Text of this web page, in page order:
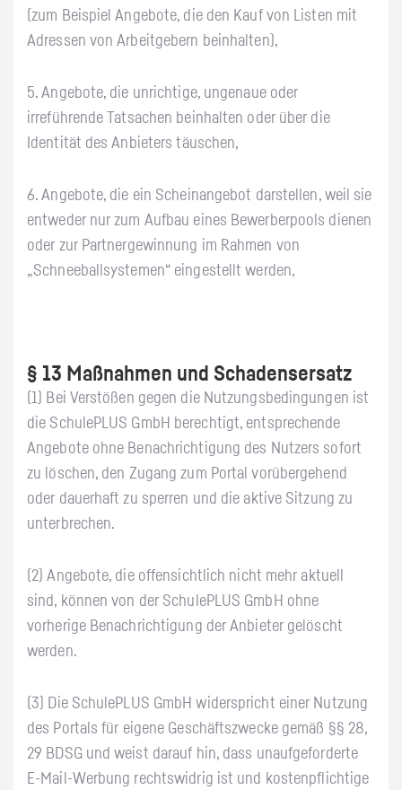
(zum Beispiel Angebote, die den Kauf von Listen mit
Adressen von Arbeitgebern beinhalten),
5. Angebote, die unrichtige, ungenaue oder
irreführende Tatsachen beinhalten oder über die
Identität des Anbieters täuschen,
6. Angebote, die ein Scheinangebot darstellen, weil sie
entweder nur zum Aufbau eines Bewerberpools dienen
oder zur Partnergewinnung im Rahmen von
„Schneeballsystemen“ eingestellt werden,
§ 13 Maßnahmen und Schadensersatz
(1) Bei Verstößen gegen die Nutzungsbedingungen ist
die SchulePLUS GmbH berechtigt, entsprechende
Angebote ohne Benachrichtigung des Nutzers sofort
zu löschen, den Zugang zum Portal vorübergehend
oder dauerhaft zu sperren und die aktive Sitzung zu
unterbrechen.
(2) Angebote, die offensichtlich nicht mehr aktuell
sind, können von der SchulePLUS GmbH ohne
vorherige Benachrichtigung der Anbieter gelöscht
werden.
(3) Die SchulePLUS GmbH widerspricht einer Nutzung
des Portals für eigene Geschäftszwecke gemäß §§ 28,
29 BDSG und weist darauf hin, dass unaufgeforderte
E-Mail-Werbung rechtswidrig ist und kostenpflichtige